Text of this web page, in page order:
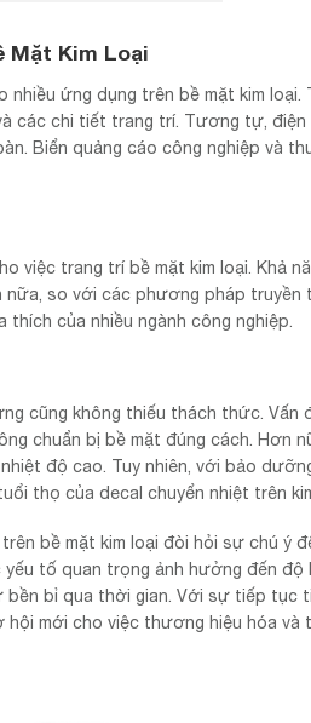
Mặt Kim Loại
ứng dụng trên bề mặt kim loại.
các chi tiết trang trí. Tương tự,
Biển quảng cáo công nghiệp và
việc trang trí bề mặt kim loại. Khả
so với các phương pháp truyền
của nhiều ngành công nghiệp.
cũng không thiếu thách thức. Vấn
chuẩn bị bề mặt đúng cách. Hơn
độ cao. Tuy nhiên, với bảo
thọ của decal chuyển nhiệt trên
trên bề mặt kim loại đòi hỏi sự chú ý
tố quan trọng ảnh hưởng đến độ
bỉ qua thời gian. Với sự tiếp tục
mới cho việc thương hiệu hóa và